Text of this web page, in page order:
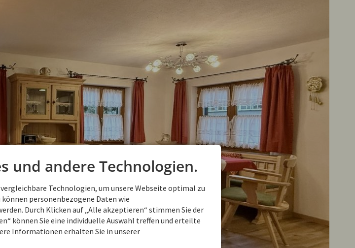
und andere Technologien.
Technologien, um unsere Webseite optimal zu
personenbezogene Daten wie
Durch Klicken auf „Alle akzeptieren“ stimmen Sie der
können Sie eine individuelle Auswahl treffen und erteilte
Informationen erhalten Sie in unserer